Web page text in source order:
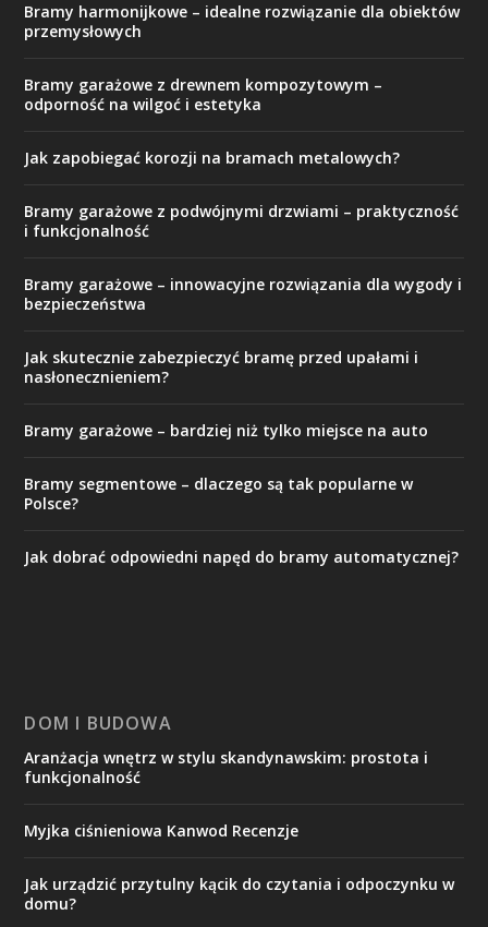
Bramy harmonijkowe – idealne rozwiązanie dla obiektów
przemysłowych
Bramy garażowe z drewnem kompozytowym –
odporność na wilgoć i estetyka
Jak zapobiegać korozji na bramach metalowych?
Bramy garażowe z podwójnymi drzwiami – praktyczność
i funkcjonalność
Bramy garażowe – innowacyjne rozwiązania dla wygody i
bezpieczeństwa
Jak skutecznie zabezpieczyć bramę przed upałami i
nasłonecznieniem?
Bramy garażowe – bardziej niż tylko miejsce na auto
Bramy segmentowe – dlaczego są tak popularne w
Polsce?
Jak dobrać odpowiedni napęd do bramy automatycznej?
DOM I BUDOWA
Aranżacja wnętrz w stylu skandynawskim: prostota i
funkcjonalność
Myjka ciśnieniowa Kanwod Recenzje
Jak urządzić przytulny kącik do czytania i odpoczynku w
domu?